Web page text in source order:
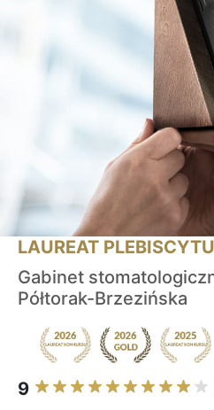
LAUREAT
Gabinet
Półtorak-Brzezińska
9